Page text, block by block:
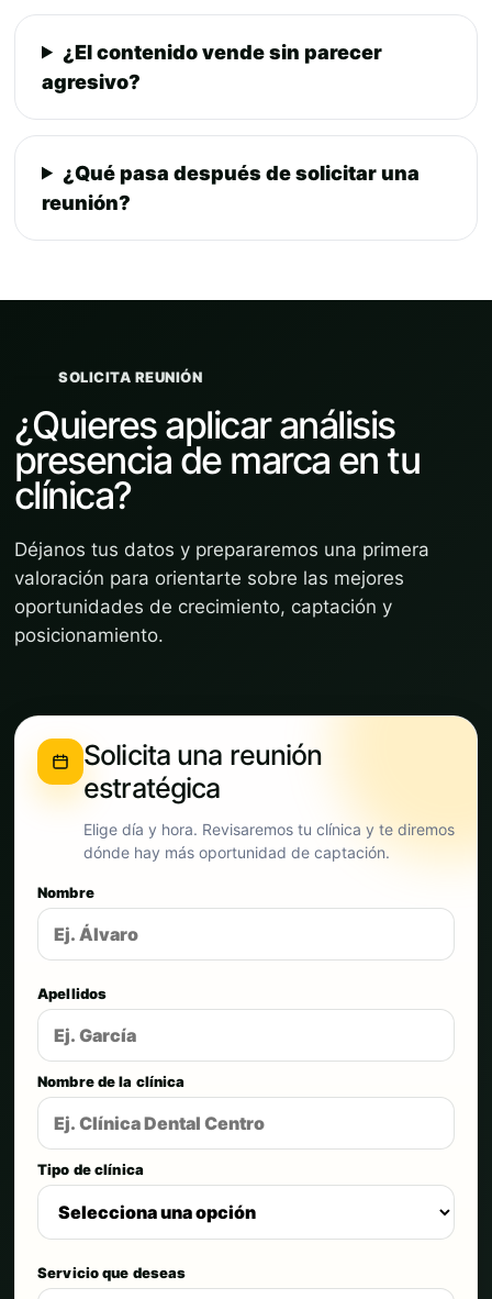
¿El contenido vende sin parecer
agresivo?
¿Qué pasa después de solicitar una
reunión?
SOLICITA REUNIÓN
¿Quieres aplicar análisis
presencia de marca en tu
clínica?
Déjanos tus datos y prepararemos una primera
valoración para orientarte sobre las mejores
oportunidades de crecimiento, captación y
posicionamiento.
Solicita una reunión
estratégica
Elige día y hora. Revisaremos tu clínica y te diremos
dónde hay más oportunidad de captación.
Nombre
Apellidos
Nombre de la clínica
Tipo de clínica
Servicio que deseas